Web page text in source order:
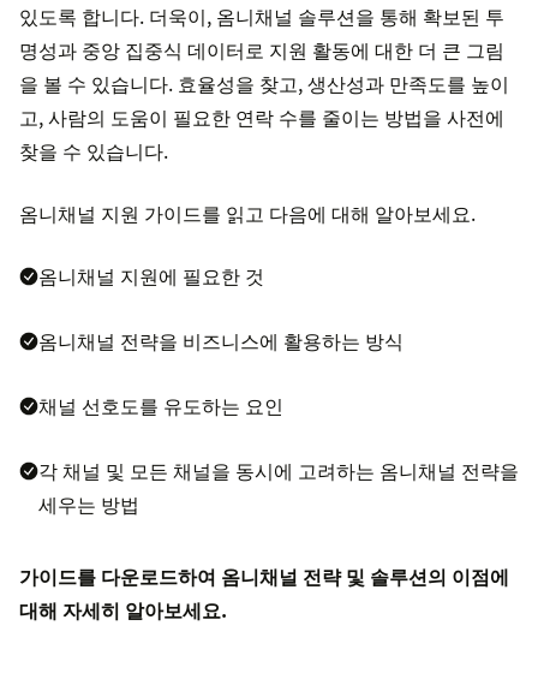
있도록 합니다. 더욱이, 옴니채널 솔루션을 통해 확보된 투
명성과 중앙 집중식 데이터로 지원 활동에 대한 더 큰 그림
을 볼 수 있습니다. 효율성을 찾고, 생산성과 만족도를 높이
고, 사람의 도움이 필요한 연락 수를 줄이는 방법을 사전에
찾을 수 있습니다.
옴니채널 지원 가이드를 읽고 다음에 대해 알아보세요.
옴니채널 지원에 필요한 것
옴니채널 전략을 비즈니스에 활용하는 방식
채널 선호도를 유도하는 요인
각 채널 및 모든 채널을 동시에 고려하는 옴니채널 전략을
세우는 방법
가이드를 다운로드하여 옴니채널 전략 및 솔루션의 이점에
대해 자세히 알아보세요.